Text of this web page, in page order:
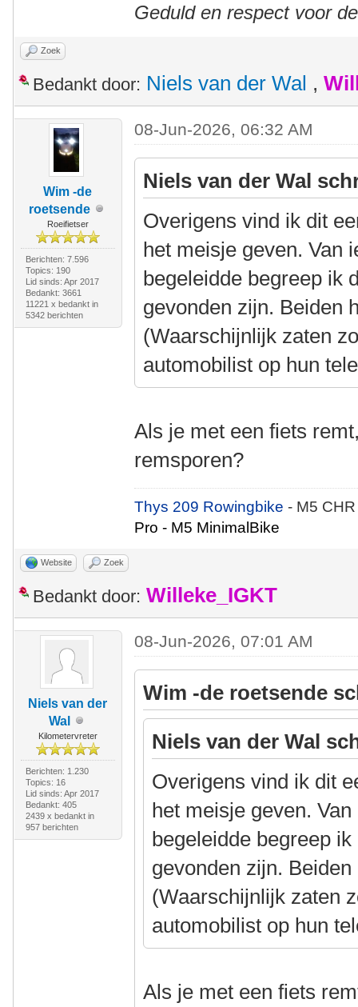
Geduld en respect voor
Zoek
Bedankt door: Niels van der Wal ,
Wim -de
roetsende
Roeifietser
Berichten: 7.596
Topics: 190
Lid sinds: Apr 2017
Bedankt: 3661
11221 x bedankt in
5342 berichten
08-Jun-2026, 06:32 AM
Niels van der Wal
Overigens vind ik dit
het meisje geven. Van
begeleidde begreep ik
gevonden zijn. Beiden
(Waarschijnlijk zaten
automobilist op hun
Als je met een fiets
remsporen?
Thys 209 Rowingbike- M5
Pro - M5 MinimalBike
Website Zoek
Bedankt door: Willeke_IGKT
Niels van der
Wal
Kilometervreter
Berichten: 1.230
Topics: 16
Lid sinds: Apr 2017
Bedankt: 405
2439 x bedankt in
957 berichten
08-Jun-2026, 07:01 AM
Wim -de roetsende
Niels van der Wal
Overigens vind ik dit
het meisje geven.
begeleidde begreep
gevonden zijn.
(Waarschijnlijk zaten
automobilist op hun
Als je met een fiets